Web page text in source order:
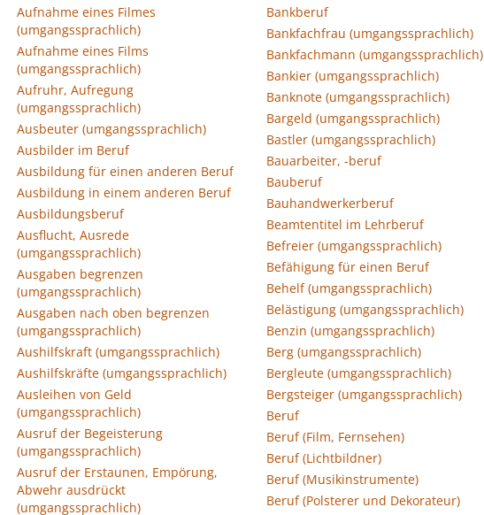
Aufnahme eines Filmes
(umgangssprachlich)
Aufnahme eines Films
(umgangssprachlich)
Aufruhr, Aufregung
(umgangssprachlich)
Ausbeuter (umgangssprachlich)
Ausbilder im Beruf
Ausbildung für einen anderen Beruf
Ausbildung in einem anderen Beruf
Ausbildungsberuf
Ausflucht, Ausrede
(umgangssprachlich)
Ausgaben begrenzen
(umgangssprachlich)
Ausgaben nach oben begrenzen
(umgangssprachlich)
Aushilfskraft (umgangssprachlich)
Aushilfskräfte (umgangssprachlich)
Ausleihen von Geld
(umgangssprachlich)
Ausruf der Begeisterung
(umgangssprachlich)
Ausruf der Erstaunen, Empörung,
Abwehr ausdrückt
(umgangssprachlich)
Bankberuf
Bankfachfrau (umgangssprachlich)
Bankfachmann (umgangssprachlich)
Bankier (umgangssprachlich)
Banknote (umgangssprachlich)
Bargeld (umgangssprachlich)
Bastler (umgangssprachlich)
Bauarbeiter, -beruf
Bauberuf
Bauhandwerkerberuf
Beamtentitel im Lehrberuf
Befreier (umgangssprachlich)
Befähigung für einen Beruf
Behelf (umgangssprachlich)
Belästigung (umgangssprachlich)
Benzin (umgangssprachlich)
Berg (umgangssprachlich)
Bergleute (umgangssprachlich)
Bergsteiger (umgangssprachlich)
Beruf
Beruf (Film, Fernsehen)
Beruf (Lichtbildner)
Beruf (Musikinstrumente)
Beruf (Polsterer und Dekorateur)